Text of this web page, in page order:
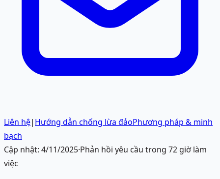
Liên hệ| Hướng dẫn chống lừa đảoPhương pháp & minh
bạch
Cập nhật: 4/11/2025·Phản hồi yêu cầu trong 72 giờ làm
việc